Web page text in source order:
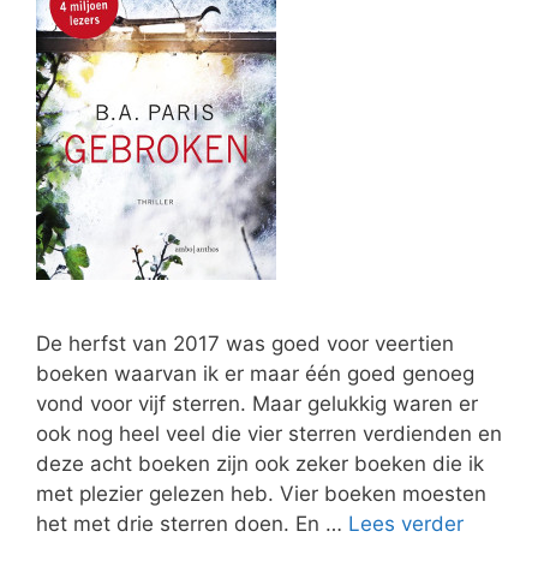
De herfst van 2017 was goed voor veertien
boeken waarvan ik er maar één goed genoeg
vond voor vijf sterren. Maar gelukkig waren er
ook nog heel veel die vier sterren verdienden en
deze acht boeken zijn ook zeker boeken die ik
met plezier gelezen heb. Vier boeken moesten
het met drie sterren doen. En … Lees verder